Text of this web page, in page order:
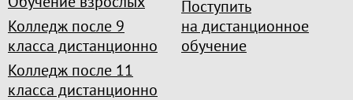
Колледж после 9
класса дистанционно
Колледж после 11
класса дистанционно
Поступить
на дистанционное
обучение